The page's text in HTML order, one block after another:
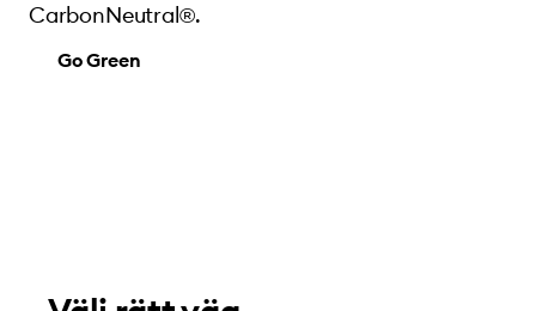
CarbonNeutral®.
Go Green